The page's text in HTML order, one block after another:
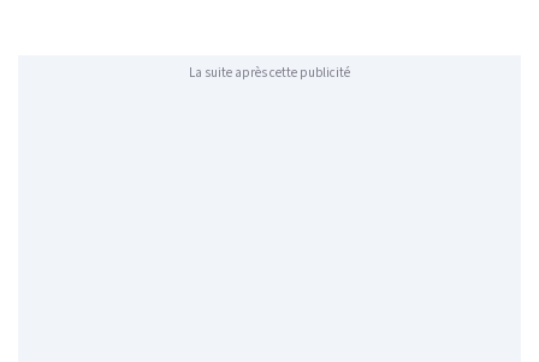
La suite après cette publicité